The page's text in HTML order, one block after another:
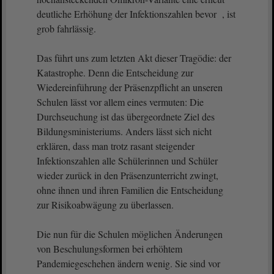
deutliche Erhöhung der Infektionszahlen bevor , ist
grob fahrlässig.
Das führt uns zum letzten Akt dieser Tragödie: der
Katastrophe. Denn die Entscheidung zur
Wiedereinführung der Präsenzpflicht an unseren
Schulen lässt vor allem eines vermuten: Die
Durchseuchung ist das übergeordnete Ziel des
Bildungsministeriums. Anders lässt sich nicht
erklären, dass man trotz rasant steigender
Infektionszahlen alle Schülerinnen und Schüler
wieder zurück in den Präsenzunterricht zwingt,
ohne ihnen und ihren Familien die Entscheidung
zur Risikoabwägung zu überlassen.
Die nun für die Schulen möglichen Änderungen
von Beschulungsformen bei erhöhtem
Pandemiegeschehen ändern wenig. Sie sind vor